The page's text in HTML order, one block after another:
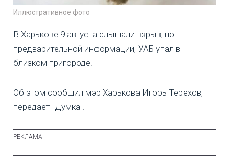
Иллюстративное фото
В Харькове 9 августа слышали взрыв, по
предварительной информации, УАБ упал в
близком пригороде.
Об этом сообщил мэр Харькова Игорь Терехов,
передает "Думка".